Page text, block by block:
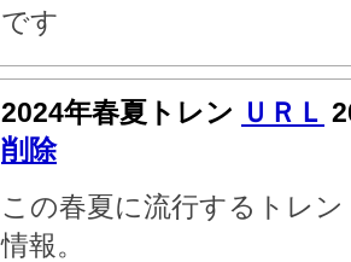
です
2024年春夏トレン ＵＲＬ
削除
この春夏に流行するトレ
情報。